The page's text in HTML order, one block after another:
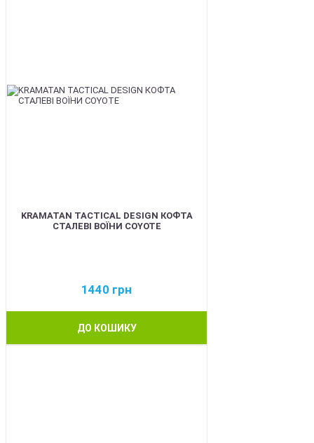
KRAMATAN TACTICAL DESIGN КОФТА
СТАЛЕВІ ВОЇНИ COYOTE
1440 грн
ДО КОШИКУ